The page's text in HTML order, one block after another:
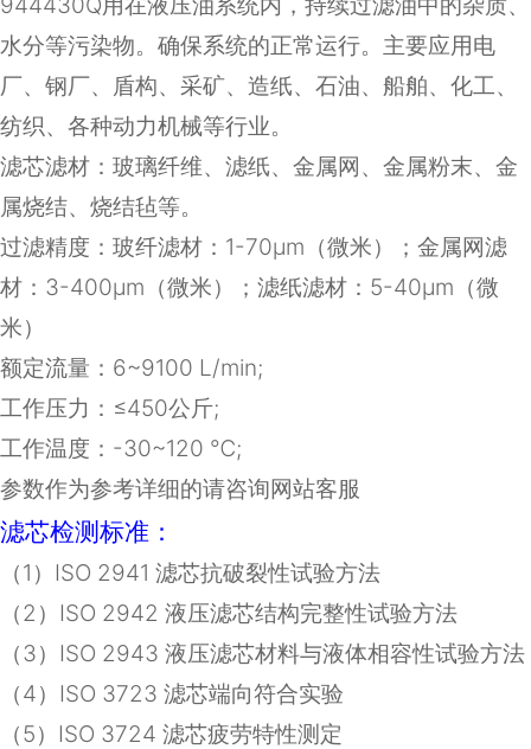
水分等污染物。确保系统的正常运行。主要应用电
厂、钢厂、盾构、采矿、造纸、石油、船舶、化工、
纺织、各种动力机械等行业。
滤芯滤材： 玻璃纤维、滤纸、金属网、金属粉末、金
属烧结、烧结毡等。
过滤精度：玻纤滤材：1-70μm（微米）；金属网滤
材：3-400μm（微米）；滤纸滤材：5-40μm（微
米）
额定流量： 6~9100 L/min;
工作压力：≤450公斤;
工作温度： -30~120 ℃;
参数作为参考详细的请咨询网站客服
滤芯检测标准：
（1 ） ISO 2941 滤芯抗破裂性试验方法
（2 ） ISO 2942 液压滤芯结构完整性试验方法
（3） ISO 2943 液压滤芯材料与液体相容性试验方法
（4） ISO 3723 滤芯端向符合实验
（5） ISO 3724 滤芯疲劳特性测定